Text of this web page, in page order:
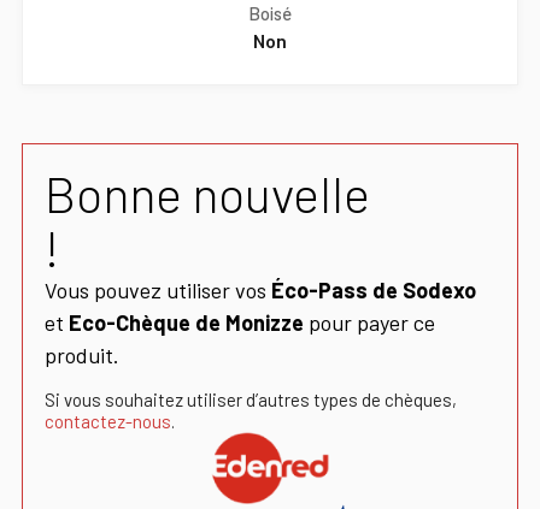
Boisé
Non
Bonne nouvelle
!
Vous pouvez utiliser vos Éco-Pass de Sodexo
et Eco-Chèque de Monizze pour payer ce
produit.
Si vous souhaitez utiliser d’autres types de chèques,
contactez-nous.